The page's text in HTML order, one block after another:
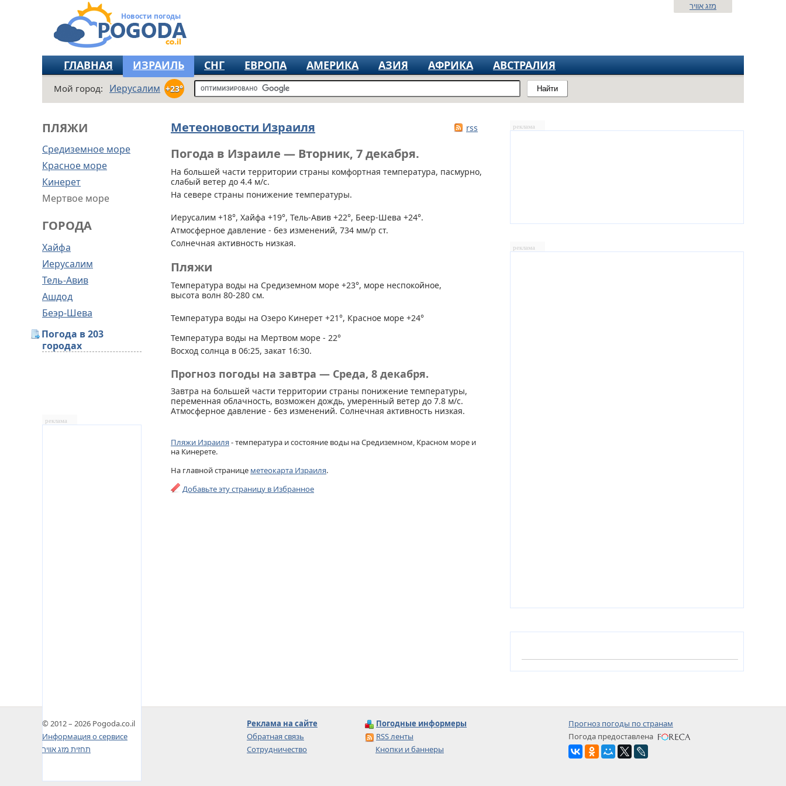
Новости погоды
Найти
מזג אוויר
ГЛАВНАЯ ИЗРАИЛЬ СНГ ЕВРОПА АМЕРИКА АЗИЯ АФРИКА АВСТРАЛИЯ
Мой город: Иерусалим +23°
ПЛЯЖИ
Средиземное море
Красное море
Кинерет
Мертвое море
ГОРОДА
Хайфа
Иерусалим
Тель-Авив
Ашдод
Беэр-Шева
Погода в 203
городах
реклама
Метеоновости Израиля rss
Погода в Израиле — Вторник, 7 декабря.
На большей части территории страны комфортная температура, пасмурно,
слабый ветер до 4.4 м/с.
На севере страны понижение температуры.
Иерусалим +18°, Хайфа +19°, Тель-Авив +22°, Беер-Шева +24°.
Атмосферное давление - без изменений, 734 мм/р ст.
Солнечная активность низкая.
Пляжи
Температура воды на Средиземном море +23°, море неспокойное,
высота волн 80-280 см.
Температура воды на Озеро Кинерет +21°, Красное море +24°
Температура воды на Мертвом море - 22°
Восход солнца в 06:25, закат 16:30.
Прогноз погоды на завтра — Среда, 8 декабря.
Завтра на большей части территории страны понижение температуры,
переменная облачность, возможен дождь, умеренный ветер до 7.8 м/с.
Атмосферное давление - без изменений. Солнечная активность низкая.
Пляжи Израиля- температура и состояние воды на Средиземном, Красном море и
на Кинерете.
На главной странице метеокарта Израиля.
Добавьте эту страницу в Избранное
реклама
реклама
© 2012 – 2026 Pogoda.co.il
Информация о сервисе
תחזית מזג אוויר
Реклама на сайте
Обратная связь
Сотрудничество
Погодные информеры
RSS ленты
Кнопки и баннеры
Прогноз погоды по странам
Погода предоставлена